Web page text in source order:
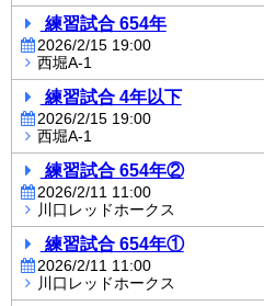
練習試合 654年
2026/2/15 19:00
西堀A-1
練習試合 4年以下
2026/2/15 19:00
西堀A-1
練習試合 654年②
2026/2/11 11:00
川口レッドホークス
練習試合 654年①
2026/2/11 11:00
川口レッドホークス